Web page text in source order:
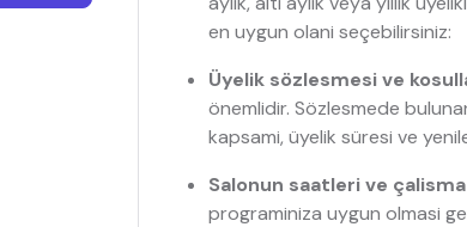
en uygun olani seçebilirsiniz:
Üyelik sözlesmesi ve
önemlidir. Sözlesmede
kapsami, üyelik süresi ve
Salonun saatleri ve
programiniza uygun olmasi